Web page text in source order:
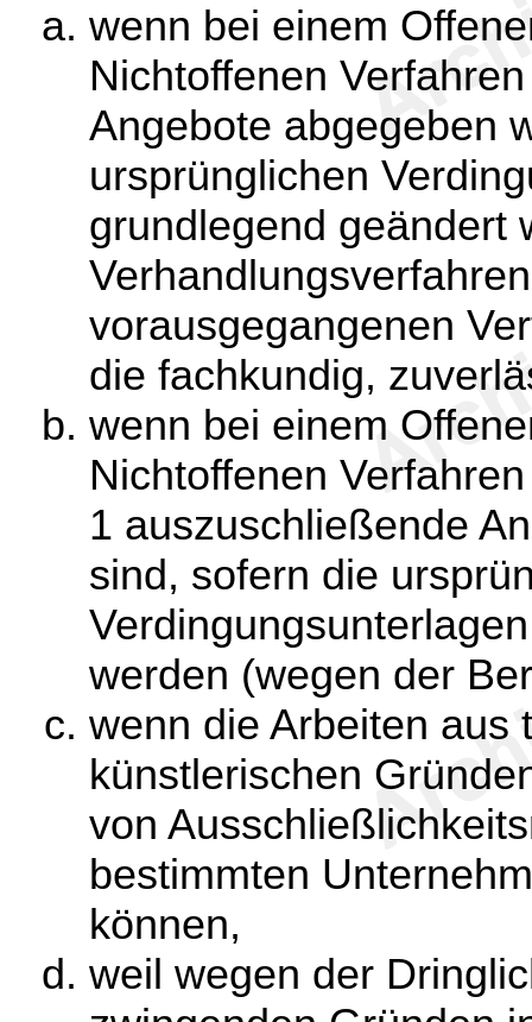
wenn bei einem
Nichtoffenen
Angebote abgegeben
ursprünglichen
grundlegend geändert
vorausgegangenen
die fachkundig,
wenn bei einem
Nichtoffenen
1 auszuschließende
sind, sofern die
werden (wegen der
wenn die Arbeiten aus
künstlerischen
von
bestimmten
können,
weil wegen der